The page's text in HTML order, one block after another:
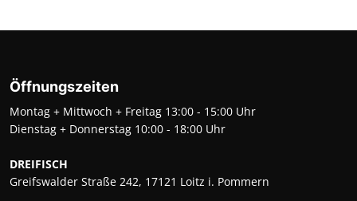
Öffnungszeiten
Montag + Mittwoch + Freitag 13:00 - 15:00 Uhr
Dienstag + Donnerstag 10:00 - 18:00 Uhr
DREIFISCH
Greifswalder Straße 242, 17121 Loitz i. Pommern